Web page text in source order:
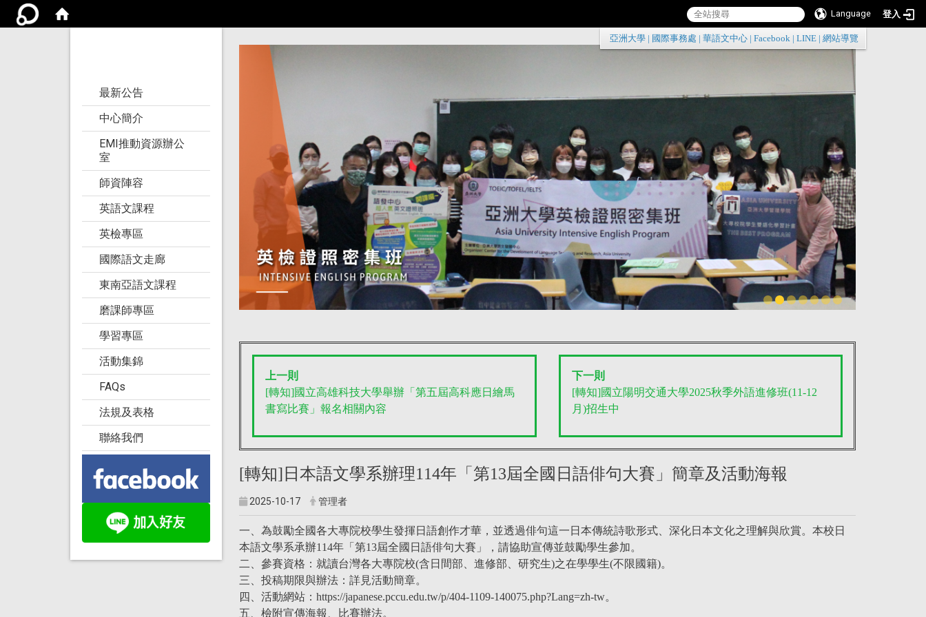
Language 登入
:::
亞洲大學 國際事務處 華語文中心 Facebook LINE 網站導覽
最新公告
中心簡介
EMI推動資源辦公
室
師資陣容
英語文課程
英檢專區
國際語文走廊
東南亞語文課程
磨課師專區
學習專區
活動集錦
FAQs
法規及表格
聯絡我們
上一則
[轉知]國立高雄科技大學舉辦「第五屆高科應日繪馬
書寫比賽」報名相關內容
下一則
[轉知]國立陽明交通大學2025秋季外語進修班(11-12
月)招生中
[轉知]日本語文學系辦理114年「第13屆全國日語俳句大賽」簡章及活動海報
2025-10-17 管理者
一、為鼓勵全國各大專院校學生發揮日語創作才華，並透過俳句這一日本傳統詩歌形式、深化日本文化之理解與欣賞。本校日
本語文學系承辦114年「第13屆全國日語俳句大賽」，請協助宣傳並鼓勵學生參加。
二、參賽資格：就讀台灣各大專院校(含日間部、進修部、研究生)之在學學生(不限國籍)。
三、投稿期限與辦法：詳見活動簡章。
四、活動網站：https://japanese.pccu.edu.tw/p/404-1109-140075.php?Lang=zh-tw。
五、檢附宣傳海報、比賽辦法。